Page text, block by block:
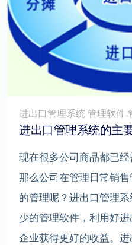
进出口管理系统 管理软件
进出口管理系统的主
现在很多公司商品都已
那么公司在管理日常销
的管理呢？进出口管理
少的管理软件，利用好
企业获得更好的收益。